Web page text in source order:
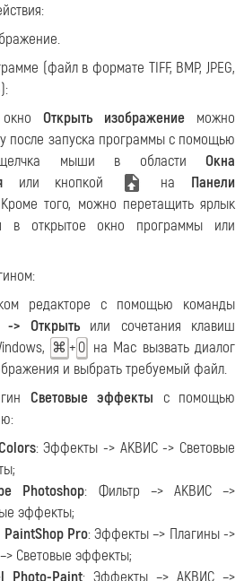
(файл в формате TIFF, BMP, JPEG,
Открыть изображение можно
после запуска программы с помощью
щелчка мыши в области Окна
или кнопкой на Панели
того, можно перетащить ярлык
в открытое окно программы или
редакторе с помощью команды
> Открытьили сочетания клавиш
⌘ + O на Mac вызвать диалог
и выбрать требуемый файл.
Световые эффекты с помощью
: Эффекты -> АКВИС -> Световые
Photoshop: Фильтр –> АКВИС –>
эффекты;
Pro: Эффекты –> Плагины ->
Световые эффекты;